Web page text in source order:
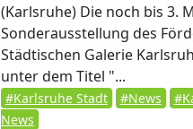
(Karlsruhe)Die noch bis 3.
Sonderausstellung des
Städtischen Galerie
unter dem Titel "...
#Karlsruhe Stadt #News
News